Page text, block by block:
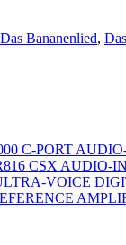
Das Bananenlied,
C-PORT
CSX AUDIO-
VOICE